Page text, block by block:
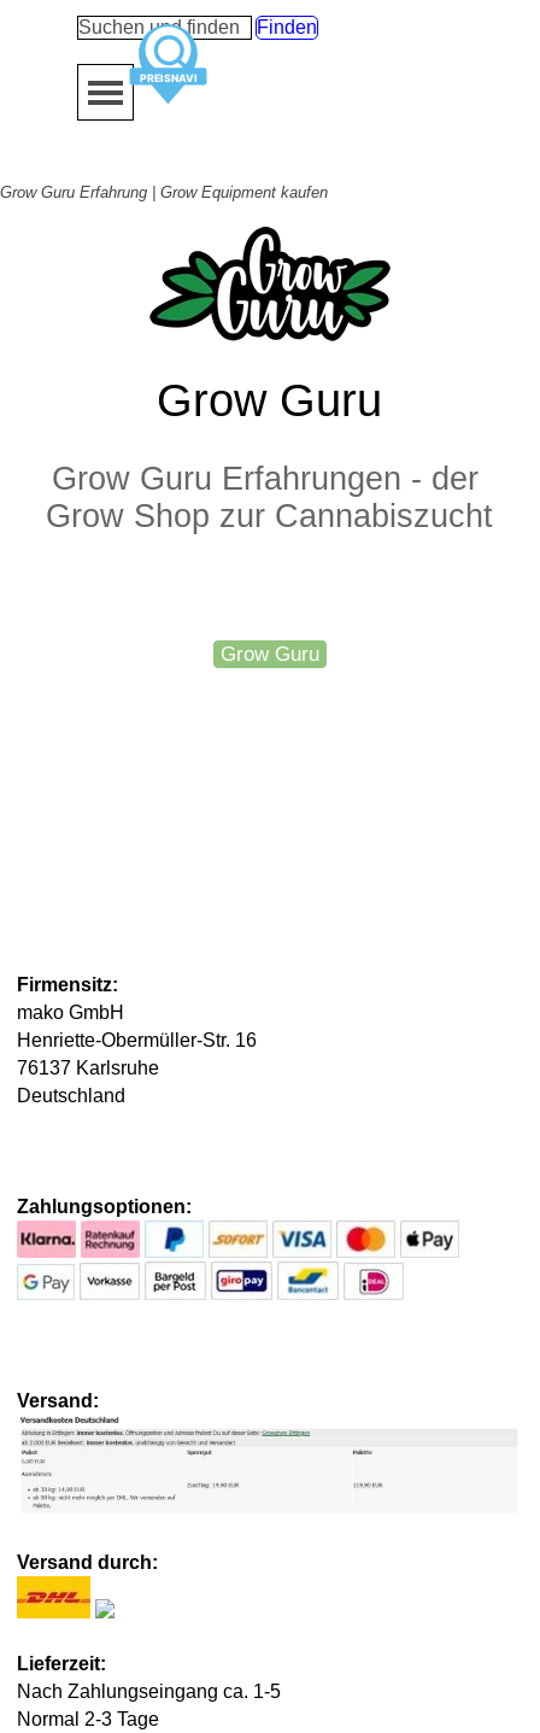
Finden
Menü überspringen
Grow Guru Erfahrung | Grow Equipment kaufen
Grow Guru
Grow Guru Erfahrungen - der
Grow Shop zur Cannabiszucht
Grow Guru
Firmensitz:
mako GmbH
Henriette-Obermüller-Str. 16
76137 Karlsruhe
Deutschland
Zahlungsoptionen:
Versand:
Versand durch:
Lieferzeit:
Nach Zahlungseingang ca. 1-5
Normal 2-3 Tage